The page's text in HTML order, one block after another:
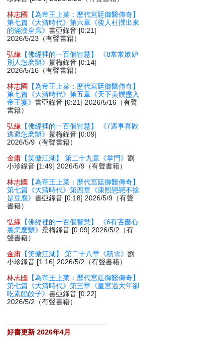
林志國
【為帝王上菜：歷代宮廷御醫傳奇】
第七篇《大清時代》第六章《後人杜撰出來
的滿漢全席》書亞錄音 [0:21]
2026/5/23（有聲書籍）
弘緣 【佛經裡的一百個智慧】 《8常常嫉妒
別人怎麽辦》景梅錄音 [0:14]
2026/5/16（有聲書籍）
林志國
【為帝王上菜：歷代宮廷御醫傳奇】
第七篇《大清時代》第五章《天下美饌盡入
帝王宴》書亞錄音 [0:21] 2026/5/16（有聲
書籍）
弘緣 【佛經裡的一百個智慧】 《7遇事喜歡
逃避怎麽辦》景梅錄音 [0:09]
2026/5/9（有聲書籍）
金庸 【笑傲江湖】 第二十九章《掌門》劉
小珍錄音 [1:49] 2026/5/9（有聲書籍）
林志國
【為帝王上菜：歷代宮廷御醫傳奇】
第七篇《大清時代》第四章《康熙戀戀不捨
是豆腐》書亞錄音 [0:18] 2026/5/9（有聲
書籍）
弘緣 【佛經裡的一百個智慧】 《6有吝嗇心
裏怎麽辦》景梅錄音 [0:09] 2026/5/2（有
聲書籍）
金庸 【笑傲江湖】 第二十八章《積雪》劉
小珍錄音 [1:16] 2026/5/2（有聲書籍）
林志國
【為帝王上菜：歷代宮廷御醫傳奇】
第七篇《大清時代》第三章《皇宮過大年卻
吃素餡餃子》書亞錄音 [0:22]
2026/5/2（有聲書籍）
好書更新 2026年4月